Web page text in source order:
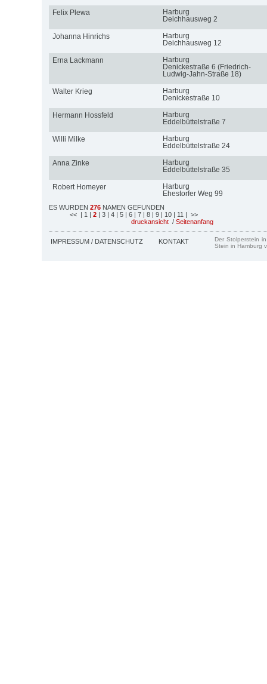
Felix Plewa
Harburg
Deichhausweg 2
Johanna Hinrichs
Harburg
Deichhausweg 12
Erna Lackmann
Harburg
Denickestraße 6 (Friedrich-
Ludwig-Jahn-Straße 18)
Walter Krieg
Harburg
Denickestraße 10
Hermann Hossfeld
Harburg
Eddelbüttelstraße 7
Willi Milke
Harburg
Eddelbüttelstraße 24
Anna Zinke
Harburg
Eddelbüttelstraße 35
Robert Homeyer
Harburg
Ehestorfer Weg 99
ES WURDEN 276 NAMEN GEFUNDEN
<< | 1 | 2 | 3 | 4 | 5 | 6 | 7 | 8 | 9 | 10 | 11 | >>
druckansicht / Seitenanfang
IMPRESSUM / DATENSCHUTZ KONTAKT
Der Stolperstein
Stein in Hamburg